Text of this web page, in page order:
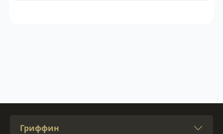
Гриффин